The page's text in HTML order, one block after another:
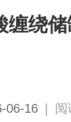
缠绕
06-16 | 阅